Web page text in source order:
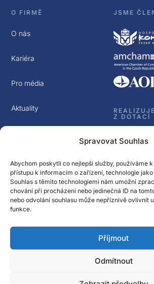
Spravovat Souhlas
Abychom poskytli co nejlepší služby, používáme
přístupu k informacím o zařízení, technologie
Souhlas s těmito technologiemi nám umožní
chování při procházení nebo jedinečná ID na
nebo odvolání souhlasu může nepříznivě ovlivnit
funkce.
Příjmout
Odmítnout
O FIRMĚ
O nás
Kariéra
Pro média
Aktuality
JSME
Z DOTACÍ
Sledujte nás
Přihlásit k
© Spectrasol s.r.o 2017 – 2025